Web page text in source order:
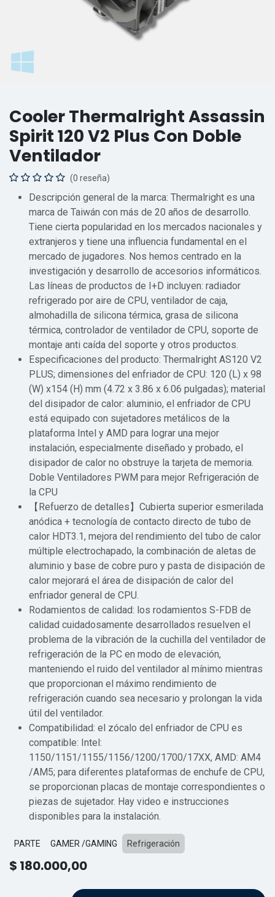
Cooler Thermalright Assassin
Spirit 120 V2 Plus Con Doble
Ventilador
(0 reseña)
Descripción general de la marca: Thermalright es una
marca de Taiwán con más de 20 años de desarrollo.
Tiene cierta popularidad en los mercados nacionales y
extranjeros y tiene una influencia fundamental en el
mercado de jugadores. Nos hemos centrado en la
investigación y desarrollo de accesorios informáticos.
Las líneas de productos de I+D incluyen: radiador
refrigerado por aire de CPU, ventilador de caja,
almohadilla de silicona térmica, grasa de silicona
térmica, controlador de ventilador de CPU, soporte de
montaje anti caída del soporte y otros productos.
Especificaciones del producto: Thermalright AS120 V2
PLUS; dimensiones del enfriador de CPU: 120 (L) x 98
(W) x154 (H) mm (4.72 x 3.86 x 6.06 pulgadas); material
del disipador de calor: aluminio, el enfriador de CPU
está equipado con sujetadores metálicos de la
plataforma Intel y AMD para lograr una mejor
instalación, especialmente diseñado y probado, el
disipador de calor no obstruye la tarjeta de memoria.
Doble Ventiladores PWM para mejor Refrigeración de
la CPU
【Refuerzo de detalles】Cubierta superior esmerilada
anódica + tecnología de contacto directo de tubo de
calor HDT3.1, mejora del rendimiento del tubo de calor
múltiple electrochapado, la combinación de aletas de
aluminio y base de cobre puro y pasta de disipación de
calor mejorará el área de disipación de calor del
enfriador general de CPU.
Rodamientos de calidad: los rodamientos S-FDB de
calidad cuidadosamente desarrollados resuelven el
problema de la vibración de la cuchilla del ventilador de
refrigeración de la PC en modo de elevación,
manteniendo el ruido del ventilador al mínimo mientras
que proporcionan el máximo rendimiento de
refrigeración cuando sea necesario y prolongan la vida
útil del ventilador.
Compatibilidad: el zócalo del enfriador de CPU es
compatible: Intel:
1150/1151/1155/1156/1200/1700/17XX, AMD: AM4
/AM5; para diferentes plataformas de enchufe de CPU,
se proporcionan placas de montaje correspondientes o
piezas de sujetador. Hay video e instrucciones
disponibles para la instalación.
PARTE GAMER /GAMING Refrigeración
$ 180.000,00